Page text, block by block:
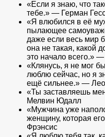
«Если я знаю, что
тебе.» — Герман
«Я влюбился в её
пылающее
даже если весь мир
она не такая, какой
это начало всего.»
«Клянусь, я не мог
люблю сейчас, но я
ещё сильнее.» —
«Ты заставляешь
Мелвин Юдалл
«Мужчина уже
женщину, которая
Фрэнсис